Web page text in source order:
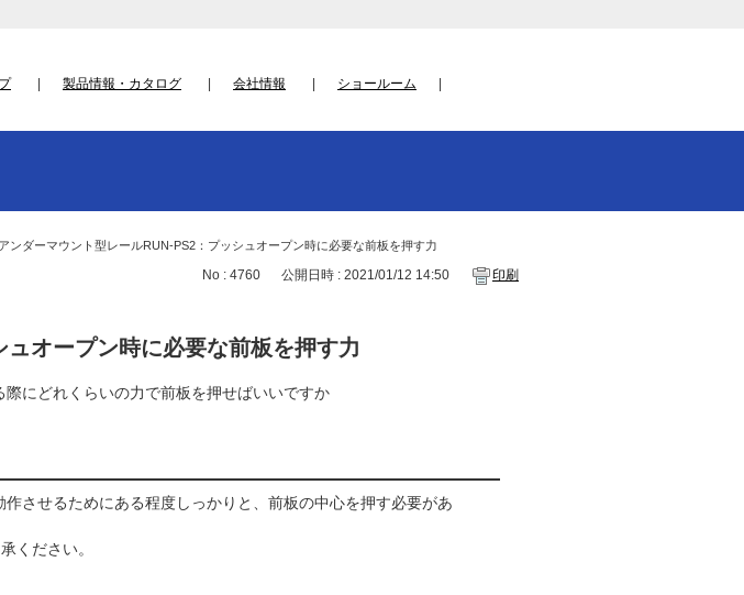
製品情報・カタログ 会社情報 ショールーム
アンダーマウント型レールRUN-PS2：プッシュオープン時に必要な前板を押す力
No : 4760 公開日時 : 2021/01/12 14:50 印刷
オープン時に必要な前板を押す力
にどれくらいの力で前板を押せばいいですか
させるためにある程度しっかりと、前板の中心を押す必要があ
ください。